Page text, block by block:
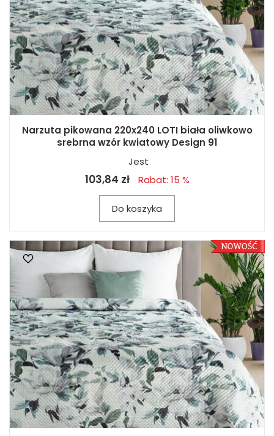
Narzuta pikowana 220x240 LOTI biała oliwkowo
srebrna wzór kwiatowy Design 91
Jest
103,84 zł Rabat: 15 %
Do koszyka